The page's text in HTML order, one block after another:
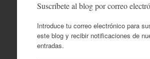
Suscríbete al blog por correo
Introduce tu correo electrónico para
este blog y recibir notificaciones de
entradas.